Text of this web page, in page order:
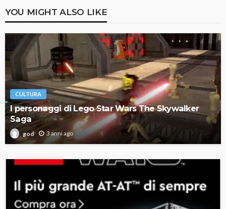
YOU MIGHT ALSO LIKE
CULTURA
I personaggi di Lego Star Wars The Skywalker
Saga
god 3 anni ago